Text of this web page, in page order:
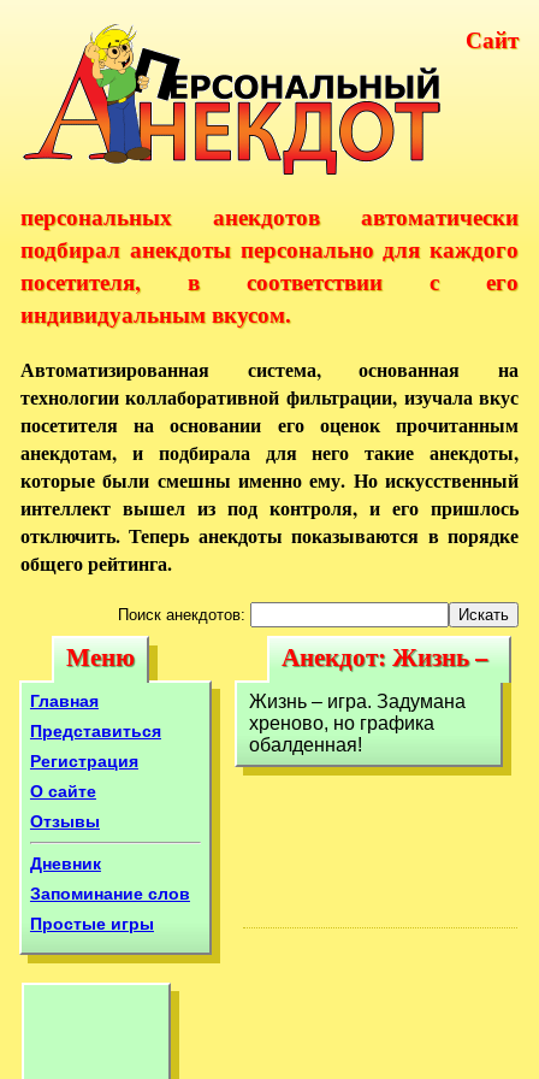
Сайт
персональных анекдотов автоматически
подбирал анекдоты персонально для каждого
посетителя, в соответствии с его
индивидуальным вкусом.
Автоматизированная система, основанная на
технологии коллаборативной фильтрации, изучала вкус
посетителя на основании его оценок прочитанным
анекдотам, и подбирала для него такие анекдоты,
которые были смешны именно ему. Но искусственный
интеллект вышел из под контроля, и его пришлось
отключить. Теперь анекдоты показываются в порядке
общего рейтинга.
Поиск анекдотов:
Меню
Меню
Главная
Представиться
Регистрация
О сайте
Отзывы
Дневник
Запоминание слов
Простые игры
Анекдот: Жизнь –
игра. Задумана
хреново, но
Анекдот: Жизнь –
игра. Задумана
хреново, но
Жизнь – игра. Задумана
хреново, но графика
обалденная!